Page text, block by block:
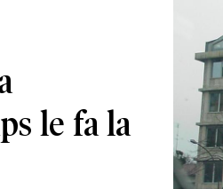
le fa la